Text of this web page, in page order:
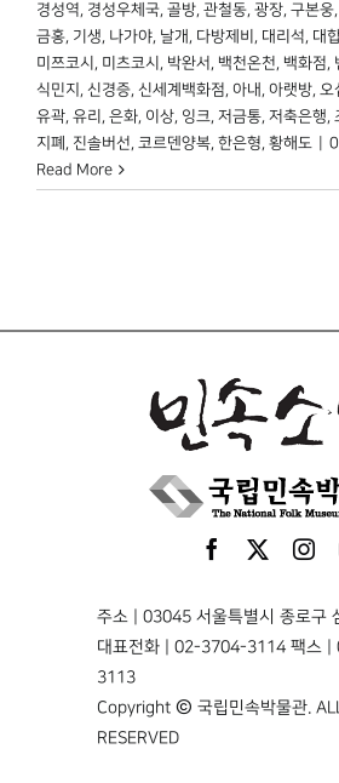
경성역, 경성우체국, 골방, 관철동, 광장, 구본웅,
금홍, 기생, 나가야, 날개 , 다방제비 , 대리석, 대
미쯔코시 , 미츠코시 , 박완서 , 백천온천, 백화점,
식민지 , 신경증, 신세계백화점, 아내 , 아랫방, 오
유곽, 유리 , 은화, 이상, 잉크, 저금통, 저축은행,
지폐 , 진솔버선, 코르덴양복, 한은형, 황해도
Read More
주소 | 03045 서울특별시 종로구
대표전화 | 02-3704-3114 팩스
3113
Copyright © 국립민속박물관.
RESERVED